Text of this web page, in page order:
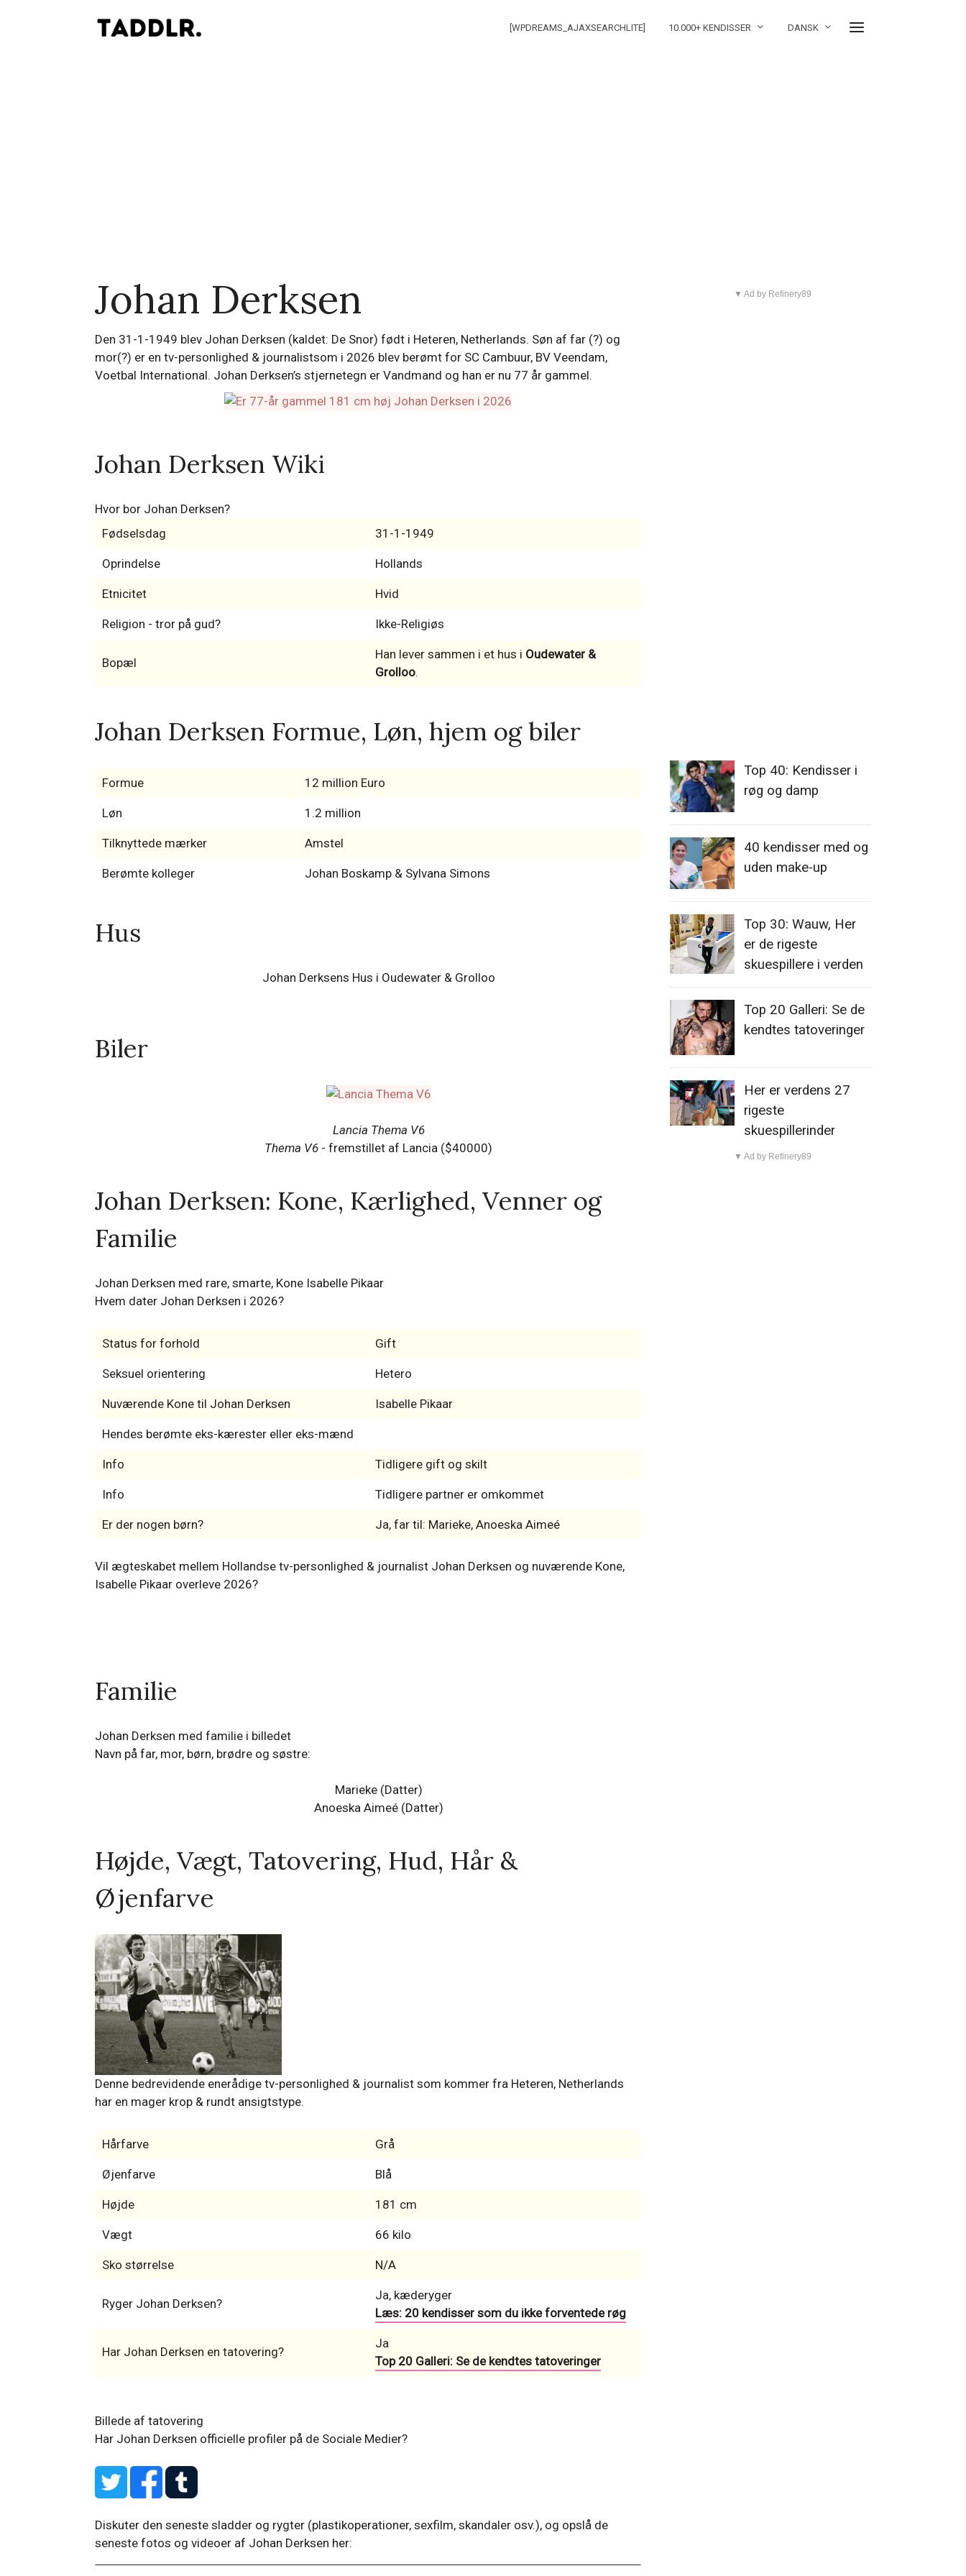
[WPDREAMS_AJAXSEARCHLITE] 10.000+ KENDISSER DANSK
Johan Derksen
Den 31-1-1949 blev Johan Derksen (kaldet: De Snor) født i Heteren, Netherlands. Søn af far (?) og
mor(?) er en tv-personlighed & journalistsom i 2026 blev berømt for SC Cambuur, BV Veendam,
Voetbal International. Johan Derksen’s stjernetegn er Vandmand og han er nu 77 år gammel.
Johan Derksen Wiki
Hvor bor Johan Derksen?
Fødselsdag
31-1-1949
Oprindelse Hollands
Etnicitet Hvid
Religion - tror på gud? Ikke-Religiøs
Bopæl
Han lever sammen i et hus i Oudewater &
Grolloo.
Johan Derksen Formue, Løn, hjem og biler
Formue 12 million Euro
Løn 1.2 million
Tilknyttede mærker Amstel
Berømte kolleger Johan Boskamp & Sylvana Simons
Hus
Johan Derksens Hus i Oudewater & Grolloo
Biler
Lancia Thema V6
Thema V6 - fremstillet af Lancia ($40000)
Johan Derksen: Kone, Kærlighed, Venner og
Familie
Johan Derksen med rare, smarte, Kone Isabelle Pikaar
Hvem dater Johan Derksen i 2026?
Status for forhold Gift
Seksuel orientering Hetero
Nuværende Kone til Johan Derksen Isabelle Pikaar
Hendes berømte eks-kærester eller eks-mænd
Info Tidligere gift og skilt
Info Tidligere partner er omkommet
Er der nogen børn? Ja, far til: Marieke, Anoeska Aimeé
Vil ægteskabet mellem Hollandse tv-personlighed & journalist Johan Derksen og nuværende Kone,
Isabelle Pikaar overleve 2026?
Familie
Johan Derksen med familie i billedet
Navn på far, mor, børn, brødre og søstre:
Marieke (Datter)
Anoeska Aimeé (Datter)
Højde, Vægt, Tatovering, Hud, Hår &
Øjenfarve
Denne bedrevidende enerådige tv-personlighed & journalist som kommer fra Heteren, Netherlands
har en mager krop & rundt ansigtstype.
Hårfarve Grå
Øjenfarve Blå
Højde 181 cm
Vægt 66 kilo
Sko størrelse N/A
Ryger Johan Derksen?
Ja, kæderyger
Læs: 20 kendisser som du ikke forventede røg
Har Johan Derksen en tatovering?
Ja
Top 20 Galleri: Se de kendtes tatoveringer
Billede af tatovering
Har Johan Derksen officielle profiler på de Sociale Medier?
Diskuter den seneste sladder og rygter (plastikoperationer, sexfilm, skandaler osv.), og opslå de
seneste fotos og videoer af Johan Derksen her:
▼ Ad by Refinery89
Top 40: Kendisser i
røg og damp
40 kendisser med og
uden make-up
Top 30: Wauw, Her
er de rigeste
skuespillere i verden
Top 20 Galleri: Se de
kendtes tatoveringer
Her er verdens 27
rigeste
skuespillerinder
▼ Ad by Refinery89